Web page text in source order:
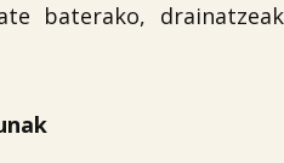
baterako, drainatzeak